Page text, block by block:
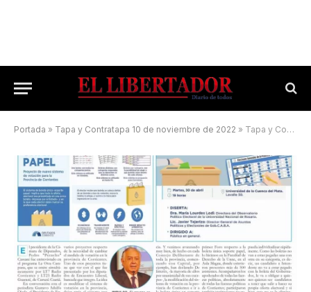
Portada » Tapa y Contratapa 10 de noviembre de 2022 » Tapa y Contratapa 30 de abril de 2024